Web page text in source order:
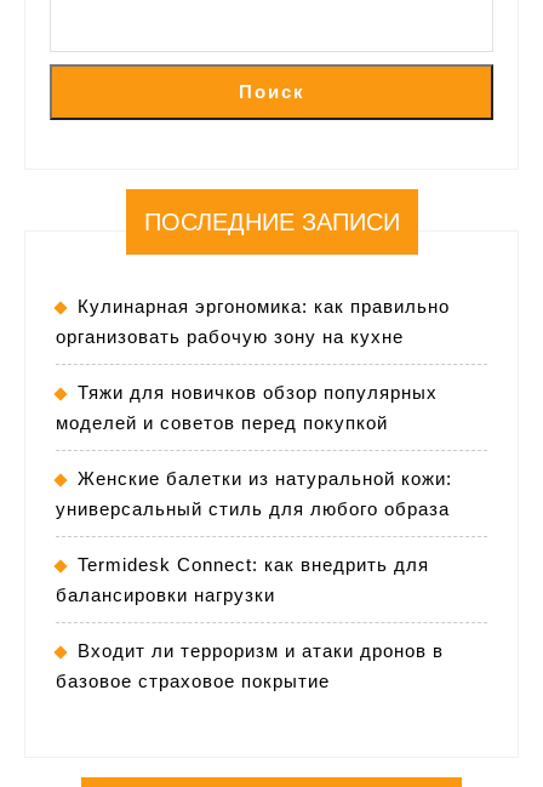
Поиск
ПОСЛЕДНИЕ ЗАПИСИ
Кулинарная эргономика: как правильно
организовать рабочую зону на кухне
Тяжи для новичков обзор популярных
моделей и советов перед покупкой
Женские балетки из натуральной кожи:
универсальный стиль для любого образа
Termidesk Connect: как внедрить для
балансировки нагрузки
Входит ли терроризм и атаки дронов в
базовое страховое покрытие